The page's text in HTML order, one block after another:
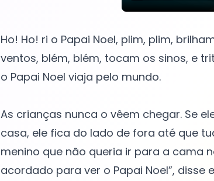
Ho! Ho! ri o Papai Noel, plim, plim,
ventos, blém, blém, tocam os sinos, e
o Papai Noel viaja pelo mundo.
As crianças nunca o vêem chegar. Se
casa, ele fica do lado de fora até que
menino que não queria ir para a cama
acordado para ver o Papai Noel”, disse